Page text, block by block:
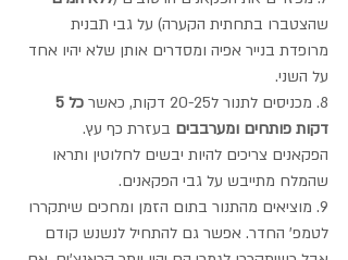
שהצטברו בתחתית הקערה) על גבי תבנית
מרופדת בנייר אפיה ומסדרים אותן שלא יהיו אחד
על השני.
8. מכניסים לתנור ל20-25 דקות, כאשר
דקות פותחים ומערבבים בעזרת כף עץ.
הפקאנים צריכים להיות יבשים לחלוטין ותראו
שהמלח מתייבש על גבי הפקאנים.
9. מוציאים מהתנור בתום הזמן ומחכים שיתקררו
לטמפ' החדר. אפשר גם להתחיל לנשנש קודם